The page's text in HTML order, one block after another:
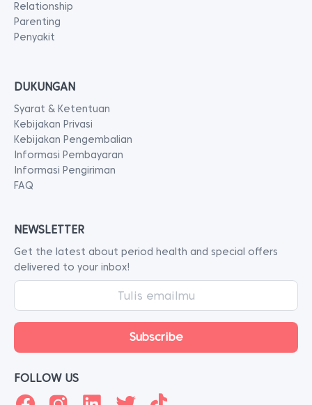
Relationship
Parenting
Penyakit
DUKUNGAN
Syarat & Ketentuan
Kebijakan Privasi
Kebijakan Pengembalian
Informasi Pembayaran
Informasi Pengiriman
FAQ
NEWSLETTER
Get the latest about period health and special offers
delivered to your inbox!
FOLLOW US